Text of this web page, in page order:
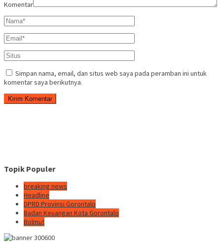
Komentar
Simpan nama, email, dan situs web saya pada peramban ini untuk
komentar saya berikutnya.
Topik Populer
breaking news
Headline
DPRD Provinsi Gorontalo
Badan Keuangan Kota Gorontalo
Bolmut